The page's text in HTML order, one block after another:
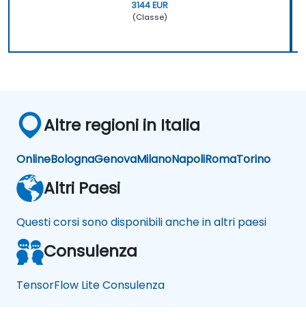
3144 EUR
(Classe)
Altre regioni in Italia
OnlineBolognaGenovaMilanoNapoliRomaTorino
Altri Paesi
Questi corsi sono disponibili anche in altri paesi
Consulenza
TensorFlow Lite Consulenza